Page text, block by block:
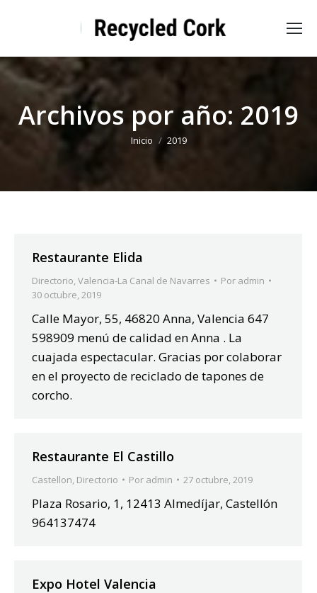
Archivos por año: 2019
Estás aquí:
Inicio 2019
Restaurante Elida
Directorio,Valencia-La Canal de Navarres Por admin
30 octubre, 2019
Calle Mayor, 55, 46820 Anna, Valencia 647
598909 menú de calidad en Anna . La
cuajada espectacular. Gracias por colaborar
en el proyecto de reciclado de tapones de
corcho.
Restaurante El Castillo
Castellon, Directorio Por admin 27 octubre, 2019
Plaza Rosario, 1, 12413 Almedíjar, Castellón
964137474
Expo Hotel Valencia